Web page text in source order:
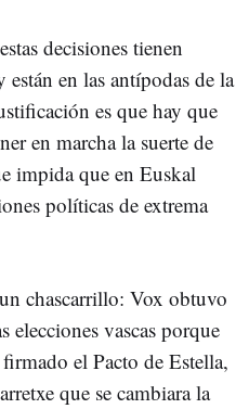
decisiones tienen
en las antípodas de la
es que hay que
en marcha la suerte de
impida que en Euskal
políticas de extrema
chascarrillo: Vox obtuvo
elecciones vascas porque
el Pacto de Estella,
que se cambiara la